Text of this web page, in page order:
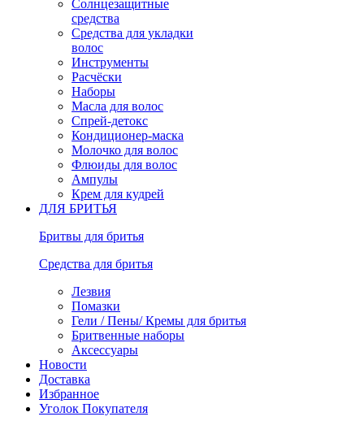
Солнцезащитные
средства
Средства для укладки
волос
Инструменты
Расчёски
Наборы
Масла для волос
Спрей-детокс
Кондиционер-маска
Молочко для волос
Флюиды для волос
Ампулы
Крем для кудрей
ДЛЯ БРИТЬЯ
Бритвы для бритья
Средства для бритья
Лезвия
Помазки
Гели / Пены/ Кремы для бритья
Бритвенные наборы
Аксессуары
Новости
Доставка
Избранное
Уголок Покупателя